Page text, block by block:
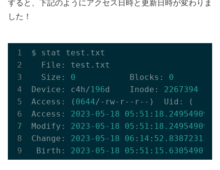
すると、下記のようにアクセス日時と更新日時が変わりま
した！
$ stat test.txt
  File: test.txt
  Size:
0
           Blocks:
0
Device: c4h/196d    Inode: 2267394
Access: ( 0644/-rw-r--r--)  Uid: (
Access: 2023-05-18 05 : 51 : 18.249549094
Modify: 2023-05-18 05 : 51 : 18.249549094
Change: 2023-05-18 06 : 14 : 52.838723131
Birth: 2023-05-18 05 : 51 : 15.630549071